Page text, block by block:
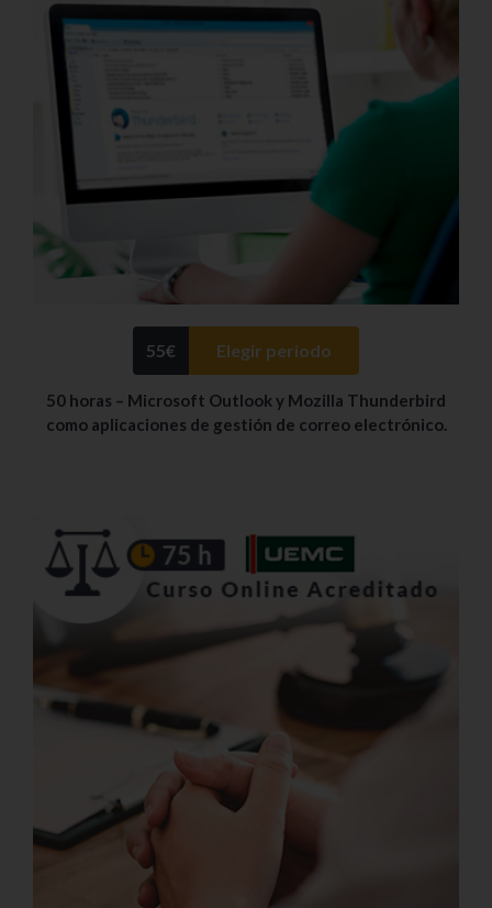
55€ Elegir periodo
50 horas – Microsoft Outlook y Mozilla Thunderbird
como aplicaciones de gestión de correo electrónico.